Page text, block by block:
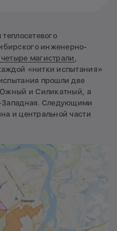
инженерно-
магистрали ,
«нитки испытания»
прошли две
Южный и Силикатный, а
Западная. Следующими
и центральной части